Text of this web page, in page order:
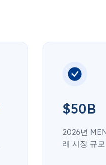
$50B
2026년
래 시장 규